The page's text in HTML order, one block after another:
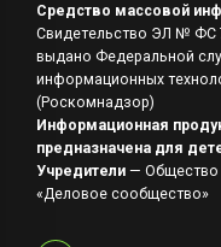
Средство массовой
Свидетельство ЭЛ № ФС
выдано Федеральной
информационных
(Роскомнадзор)
Информационная
предназначена для
Учредители — Общество
«Деловое сообщество»